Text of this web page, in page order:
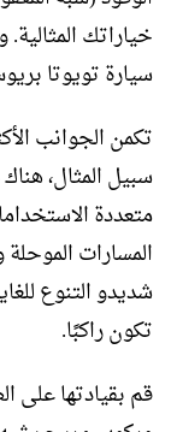
خياراتك
سيارة تويوتا
سبيل المثال،
متعددة
المسارات
شديدو التنوع
تكون راكبًا.
قم بقيادتها على